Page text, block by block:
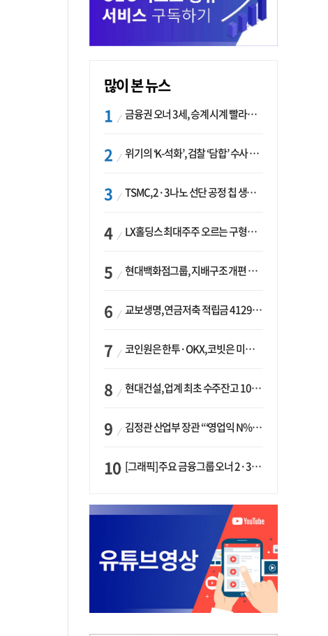
많이 본 뉴스
금융권 오너 3세, 승계 시계 빨라지나…한국투자 ‘속도’·미래에셋·메리츠는 ‘거리두기’
위기의 ‘K-석화’, 검찰 ‘담합’ 수사 착수…“LG·한화·롯데 등 7개 업체, 8개 제품 가격 담합”
TSMC, 2·3나노 선단 공정 칩 생산 가속화…삼성, 파운드리 확장 변수 맞나
LX홀딩스 최대주주 오르는 구형모 사장…계열사 실적 개선 ‘과제’
현대백화점그룹, 지배구조 개편 작업…지주사 행위제한 요건 해소
교보생명, 연금저축 적립금 4129억 증가 ‘1위’…KB라이프는 최대 감소율
코인원은 한투·OKX, 코빗은 미래에셋…중소 거래소 ‘금융 동맹’ 승부수
현대건설, 업계 최초 수주잔고 100조 돌파…하반기 ‘원전’ 수주 드라이브
김정관 산업부 장관 “‘영업익 N% 성과급’ 지급 반대…주주·투자자 이익 반해”
[그래픽] 주요 금융그룹 오너 2·3세 현황